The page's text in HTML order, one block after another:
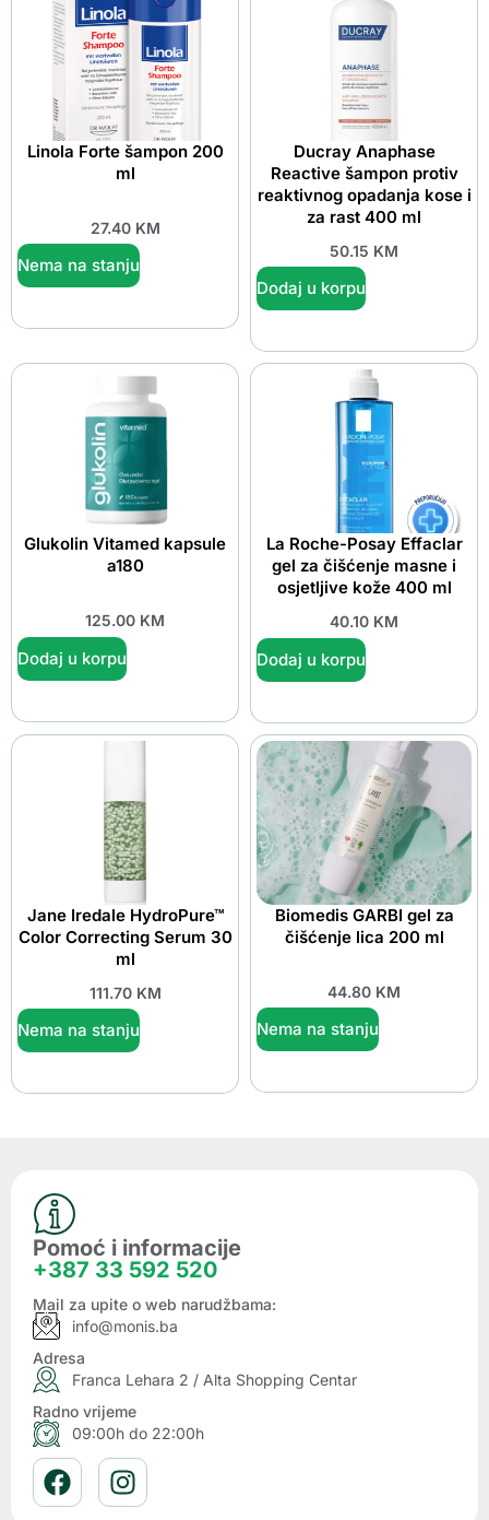
Linola Forte šampon 200
ml
27.40 KM
Nema na stanju
Ducray Anaphase
Reactive šampon protiv
reaktivnog opadanja kose i
za rast 400 ml
50.15 KM
Dodaj u korpu
Glukolin Vitamed kapsule
a180
125.00 KM
Dodaj u korpu
La Roche-Posay Effaclar
gel za čišćenje masne i
osjetljive kože 400 ml
40.10 KM
Dodaj u korpu
Jane Iredale HydroPure™
Color Correcting Serum 30
ml
111.70 KM
Nema na stanju
Biomedis GARBI gel za
čišćenje lica 200 ml
44.80 KM
Nema na stanju
Pomoć i informacije
+387 33 592 520
Mail za upite o web narudžbama:
info@monis.ba
Adresa
Franca Lehara 2 / Alta Shopping Centar
Radno vrijeme
09:00h do 22:00h